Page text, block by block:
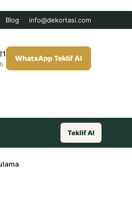
Blog info@dekortasi.com
WhatsApp Teklif Al
Teklif Al